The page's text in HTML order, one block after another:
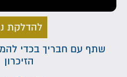
להדלקת
שתף עם חבריך בכדי
הזיכרון